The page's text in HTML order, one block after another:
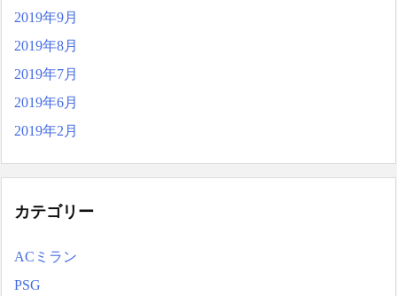
2019年9月
2019年8月
2019年7月
2019年6月
2019年2月
カテゴリー
ACミラン
PSG